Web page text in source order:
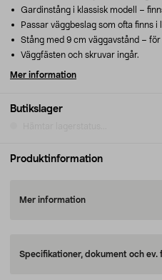
Butikslager
Gardinstång i klassisk modell –
Passar väggbeslag som ofta finns
Stång med 9 cm väggavstånd –
Väggfästen och skruvar ingår.
Mer information
Produktinformation
Mer information
Specifikationer, dokument och